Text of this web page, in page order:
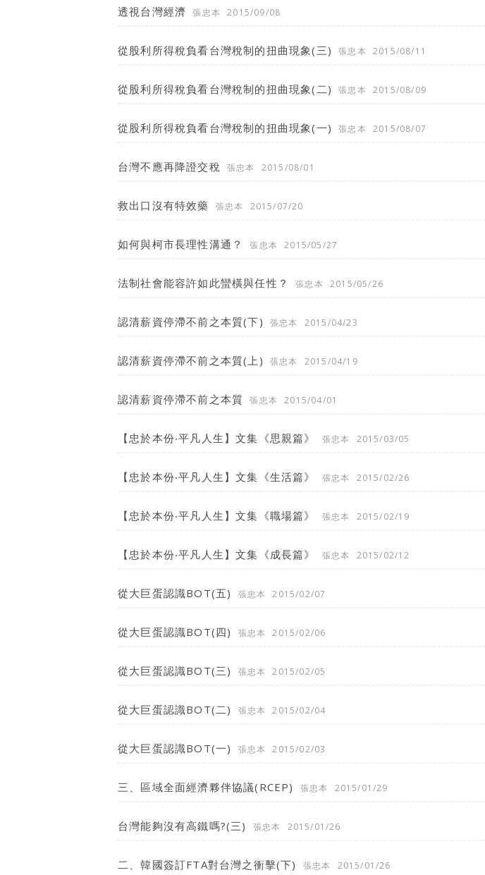
透視台灣經濟 張忠本 2015/09/08
從股利所得稅負看台灣稅制的扭曲現象(三) 張忠本 2015/08/11
從股利所得稅負看台灣稅制的扭曲現象(二) 張忠本 2015/08/09
從股利所得稅負看台灣稅制的扭曲現象(一) 張忠本 2015/08/07
台灣不應再降證交稅 張忠本 2015/08/01
救出口沒有特效藥 張忠本 2015/07/20
如何與柯市長理性溝通？ 張忠本 2015/05/27
法制社會能容許如此蠻橫與任性？ 張忠本 2015/05/26
認清薪資停滯不前之本質(下) 張忠本 2015/04/23
認清薪資停滯不前之本質(上) 張忠本 2015/04/19
認清薪資停滯不前之本質 張忠本 2015/04/01
【忠於本份‧平凡人生】文集《思親篇》 張忠本 2015/03/05
【忠於本份‧平凡人生】文集《生活篇》 張忠本 2015/02/26
【忠於本份‧平凡人生】文集《職場篇》 張忠本 2015/02/19
【忠於本份‧平凡人生】文集《成長篇》 張忠本 2015/02/12
從大巨蛋認識BOT(五) 張忠本 2015/02/07
從大巨蛋認識BOT(四) 張忠本 2015/02/06
從大巨蛋認識BOT(三) 張忠本 2015/02/05
從大巨蛋認識BOT(二) 張忠本 2015/02/04
從大巨蛋認識BOT(一) 張忠本 2015/02/03
三、區域全面經濟夥伴協議(RCEP) 張忠本 2015/01/29
台灣能夠沒有高鐵嗎?(三) 張忠本 2015/01/26
二、韓國簽訂FTA對台灣之衝擊(下) 張忠本 2015/01/26